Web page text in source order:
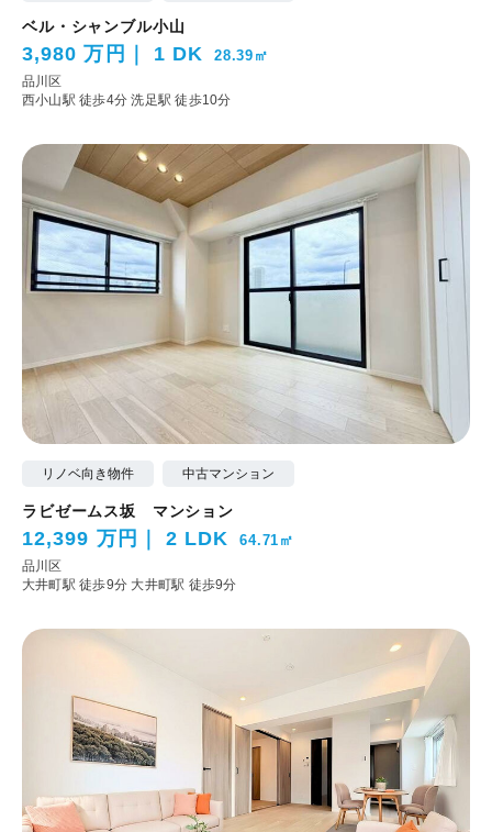
ベル・シャンブル小山
3,980 万円 1 DK 28.39㎡
品川区
西小山駅 徒歩4分洗足駅 徒歩10分
リノベ向き物件 中古マンション
ラビゼームス坂 マンション
12,399 万円 2 LDK 64.71㎡
品川区
大井町駅 徒歩9分 大井町駅 徒歩9分